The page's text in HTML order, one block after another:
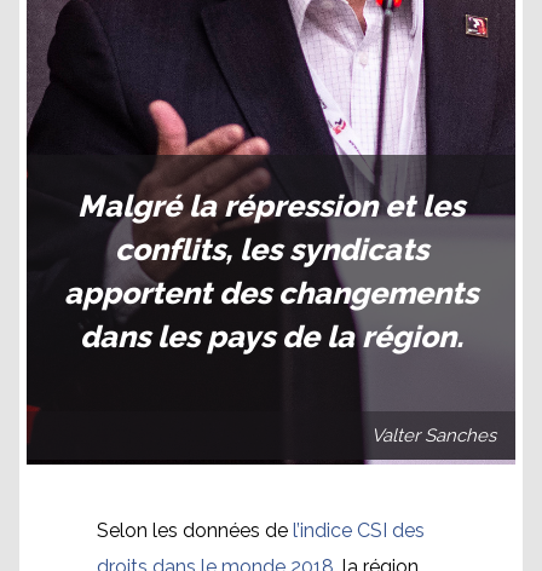
Malgré la répression et les
conflits, les syndicats
apportent des changements
dans les pays de la région.
Valter Sanches
Selon les données de l’indice CSI des